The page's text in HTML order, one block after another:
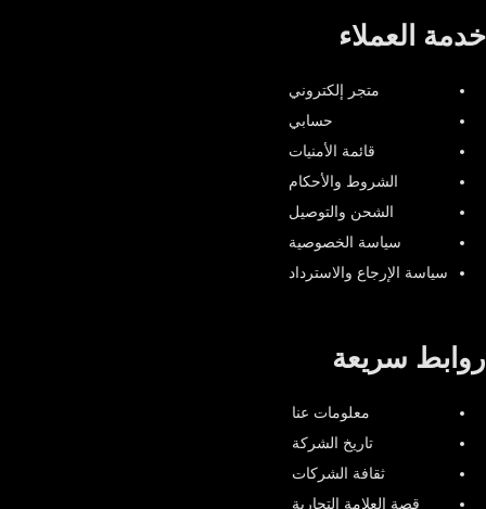
خدمة العملاء
متجر إلكتروني
حسابي
قائمة الأمنيات
الشروط والأحكام
الشحن والتوصيل
سياسة الخصوصية
سياسة الإرجاع والاسترداد
روابط سريعة
معلومات عنا
تاريخ الشركة
ثقافة الشركات
قصة العلامة التجارية